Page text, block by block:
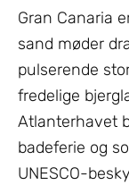
Gran Canaria
sand møder
pulserende
fredelige
Atlanterhavet
badeferie og
UNESCO-